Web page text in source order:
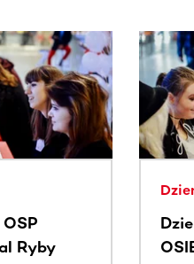
w poziomie. Użyj
Ryby